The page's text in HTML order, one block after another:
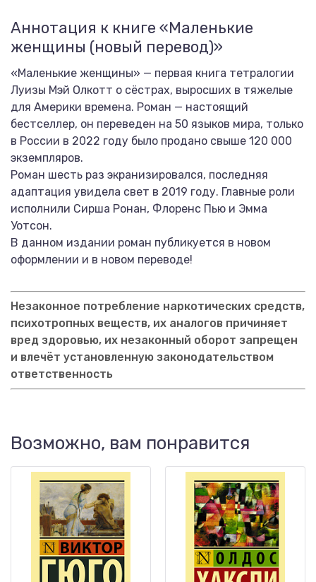
Аннотация к книге «Маленькие
женщины (новый перевод)»
«Маленькие женщины» — первая книга тетралогии
Луизы Мэй Олкотт о сёстрах, выросших в тяжелые
для Америки времена. Роман — настоящий
бестселлер, он переведен на 50 языков мира, только
в России в 2022 году было продано свыше 120 000
экземпляров.
Роман шесть раз экранизировался, последняя
адаптация увидела свет в 2019 году. Главные роли
исполнили Сирша Ронан, Флоренс Пью и Эмма
Уотсон.
В данном издании роман публикуется в новом
оформлении и в новом переводе!
Незаконное потребление наркотических средств,
психотропных веществ, их аналогов причиняет
вред здоровью, их незаконный оборот запрещен
и влечёт установленную законодательством
ответственность
Возможно, вам понравится